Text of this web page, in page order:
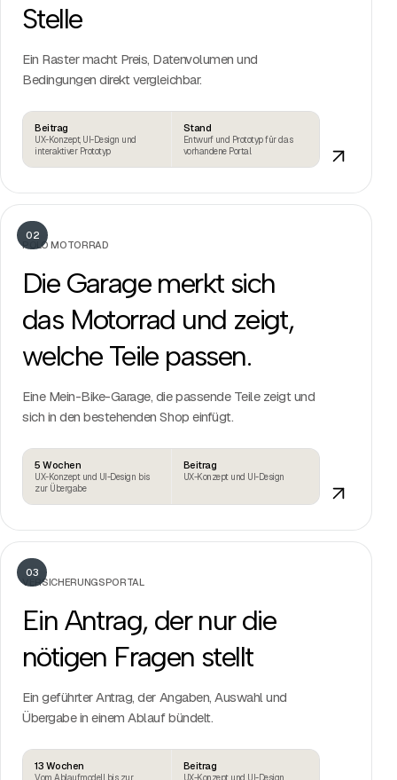
Stelle
Ein Raster macht Preis, Datenvolumen und
Bedingungen direkt vergleichbar.
Beitrag
UX-Konzept, UI-Design und
interaktiver Prototyp
Stand
Entwurf und Prototyp für das
vorhandene Portal
02
POLO MOTORRAD
Die Garage merkt sich
das Motorrad und zeigt,
welche Teile passen.
Eine Mein-Bike-Garage, die passende Teile zeigt und
sich in den bestehenden Shop einfügt.
5 Wochen
UX-Konzept und UI-Design bis
zur Übergabe
Beitrag
UX-Konzept und UI-Design
03
VERSICHERUNGSPORTAL
Ein Antrag, der nur die
nötigen Fragen stellt
Ein geführter Antrag, der Angaben, Auswahl und
Übergabe in einem Ablauf bündelt.
13 Wochen Beitrag